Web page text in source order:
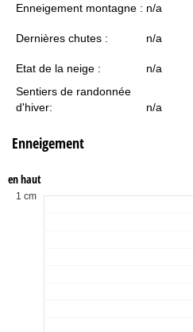
e
Enneigement montagne : n/a
Dernières chutes : n/a
Etat de la neige : n/a
Sentiers de randonnée
d'hiver:
n/a
Enneigement
en haut
1 cm